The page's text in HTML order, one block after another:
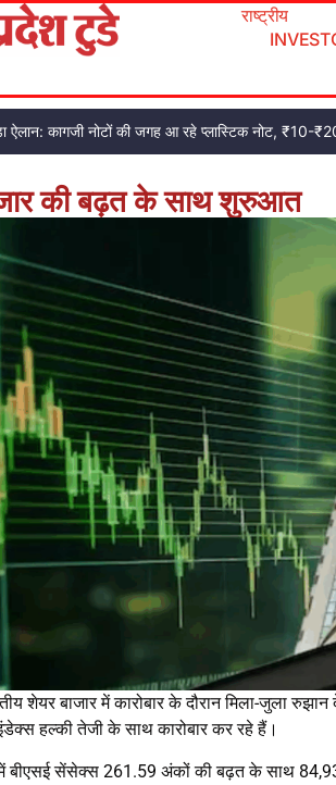
राष्ट्रीय
ऐलान: कागजी नोटों की जगह आ रहे प्लास्टिक नोट, ₹10-
की बढ़त के साथ शुरुआत
शेयर बाजार में कारोबार के दौरान मिला-जुला
हल्की तेजी के साथ कारोबार कर रहे हैं।
सेंसेक्स 261.59 अंकों की बढ़त के साथ